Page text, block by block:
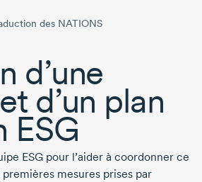
des NATIONS
d’une
d’un plan
ESG
ESG pour l’aider à coordonner ce
premières mesures prises par